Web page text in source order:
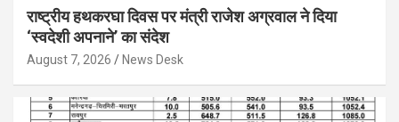
राष्ट्रीय हथकरघा दिवस पर मंत्री राजेश अग्रवाल ने दिया
‘स्वदेशी अपनाने’ का संदेश
August 7, 2026 News Desk